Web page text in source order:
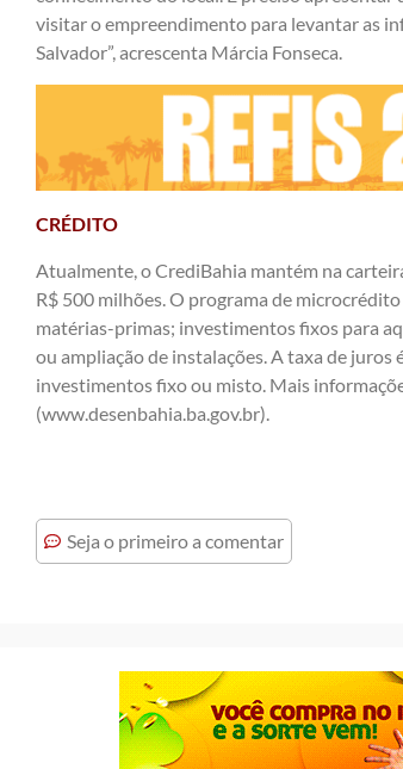
visitar o empreendimento para levantar as
Salvador”, acrescenta Márcia Fonseca.
CRÉDITO
Atualmente, o CrediBahia mantém na
R$ 500 milhões. O programa de
matérias-primas; investimentos fixos para
ou ampliação de instalações. A taxa de juros
investimentos fixo ou misto. Mais
(www.desenbahia.ba.gov.br).
Seja o primeiro a comentar